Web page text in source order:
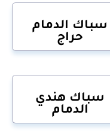
سباك الدمام
حراج
سباك هندي
الدمام